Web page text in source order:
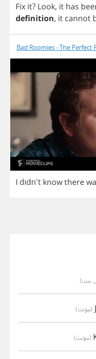
Fix it? Look, it has
definition, it cannot
Bad Roomies - The Perfect
I didn't knowthere
بنت)
(مؤنث)
(مؤنث)